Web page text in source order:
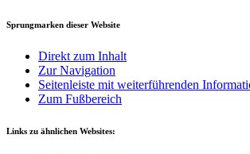
Sprungmarken dieser Website
Direkt zum Inhalt
Zur Navigation
Seitenleiste mit weiterführenden
Zum Fußbereich
Links zu ähnlichen Websites: